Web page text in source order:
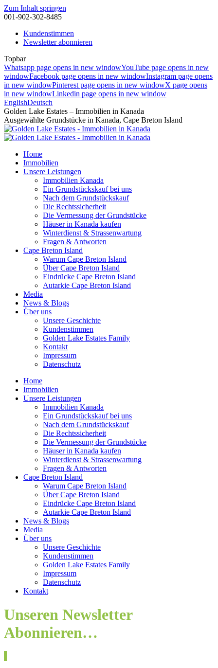
Zum Inhalt springen
001-902-302-8485
Kundenstimmen
Newsletter abonnieren
Topbar
Whatsapp page opens in new windowYouTube page opens in new
windowFacebook page opens in new windowInstagram page opens
in new windowPinterest page opens in new windowX page opens
in new windowLinkedin page opens in new window
EnglishDeutsch
Golden Lake Estates – Immobilien in Kanada
Ausgewählte Grundstücke in Kanada, Cape Breton Island
Home
Immobilien
Unsere Leistungen
Immobilien Kanada
Ein Grundstückskauf bei uns
Nach dem Grundstückskauf
Die Rechtssicherheit
Die Vermessung der Grundstücke
Häuser in Kanada kaufen
Winterdienst & Strassenwartung
Fragen & Antworten
Cape Breton Island
Warum Cape Breton Island
Über Cape Breton Island
Eindrücke Cape Breton Island
Autarkie Cape Breton Island
Media
News & Blogs
Über uns
Unsere Geschichte
Kundenstimmen
Golden Lake Estates Family
Kontakt
Impressum
Datenschutz
Home
Immobilien
Unsere Leistungen
Immobilien Kanada
Ein Grundstückskauf bei uns
Nach dem Grundstückskauf
Die Rechtssicherheit
Die Vermessung der Grundstücke
Häuser in Kanada kaufen
Winterdienst & Strassenwartung
Fragen & Antworten
Cape Breton Island
Warum Cape Breton Island
Über Cape Breton Island
Eindrücke Cape Breton Island
Autarkie Cape Breton Island
News & Blogs
Media
Über uns
Unsere Geschichte
Kundenstimmen
Golden Lake Estates Family
Impressum
Datenschutz
Kontakt
Unseren Newsletter
Abonnieren…